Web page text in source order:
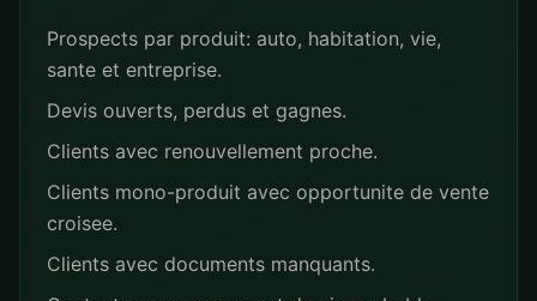
Prospects par produit: auto, habitation, vie,
sante et entreprise.
Devis ouverts, perdus et gagnes.
Clients avec renouvellement proche.
Clients mono-produit avec opportunite de vente
croisee.
Clients avec documents manquants.